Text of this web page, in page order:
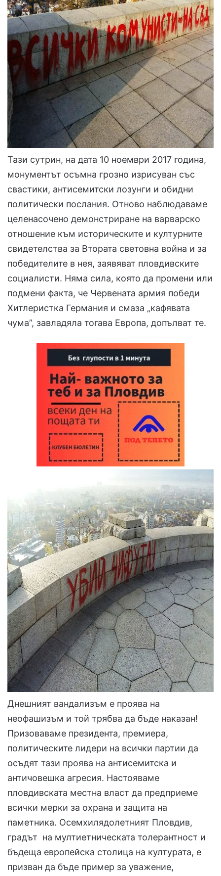
Тази сутрин, на дата 10 ноември 2017 година,
монументът осъмна грозно изрисуван със
свастики, антисемитски лозунги и обидни
политически послания. Отново наблюдаваме
целенасочено демонстриране на варварско
отношение към историческите и културните
свидетелства за Втората световна война и за
победителите в нея, заявяват пловдивските
социалисти. Няма сила, която да промени или
подмени факта, че Червената армия победи
Хитлеристка Германия и смаза „кафявата
чума”, завладяла тогава Европа, допълват те.
Днешният вандализъм е проява на
неофашизъм и той трябва да бъде наказан!
Призоваваме президента, премиера,
политическите лидери на всички партии да
осъдят тази проява на антисемитска и
античовешка агресия. Настояваме
пловдивската местна власт да предприеме
всички мерки за охрана и защита на
паметника. Осемхилядолетният Пловдив,
градът на мултиетническата толерантност и
бъдеща европейска столица на културата, е
призван да бъде пример за уважение,